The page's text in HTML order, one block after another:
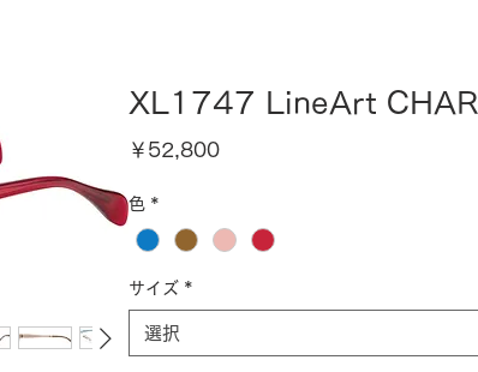
XL1747 LineArt
￥52,800価
色 *
サイズ *
選択